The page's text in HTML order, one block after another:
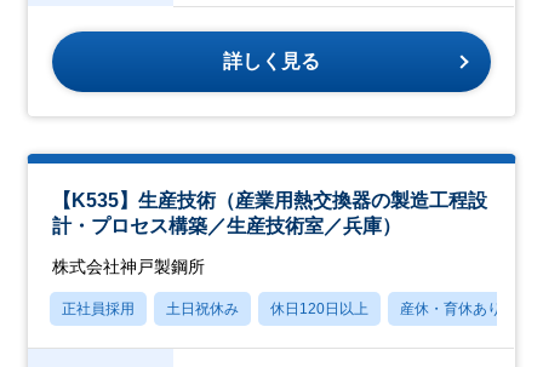
詳しく見る
【K535】生産技術（産業用熱交換器の製造工程設
計・プロセス構築／生産技術室／兵庫）
株式会社神戸製鋼所
正社員採用 土日祝休み 休日120日以上 産休・育休あり